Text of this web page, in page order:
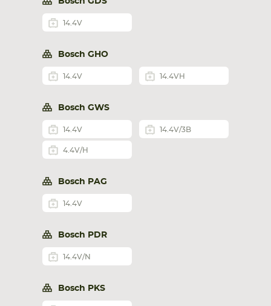
14.4V
Bosch GHO
14.4V 14.4VH
Bosch GWS
14.4V 14.4V/3B
4.4V/H
Bosch PAG
14.4V
Bosch PDR
14.4V/N
Bosch PKS